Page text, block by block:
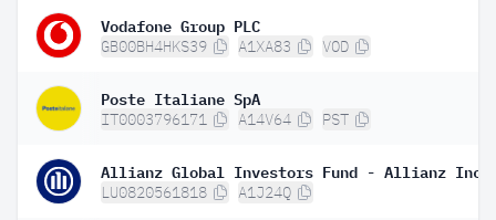
Vodafone Group PLC
GB00BH4HKS39 A1XA83 VOD
Poste Italiane SpA
IT0003796171 A14V64 PST
LU0820561818 A1J24Q